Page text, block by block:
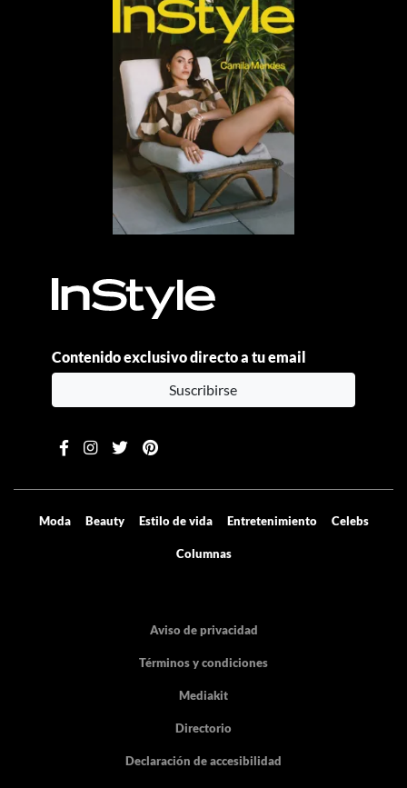
Contenido exclusivo directo a tu email
Suscribirse
Moda Beauty Estilo de vida Entretenimiento Celebs
Columnas
Aviso de privacidad
Términos y condiciones
Mediakit
Directorio
Declaración de accesibilidad